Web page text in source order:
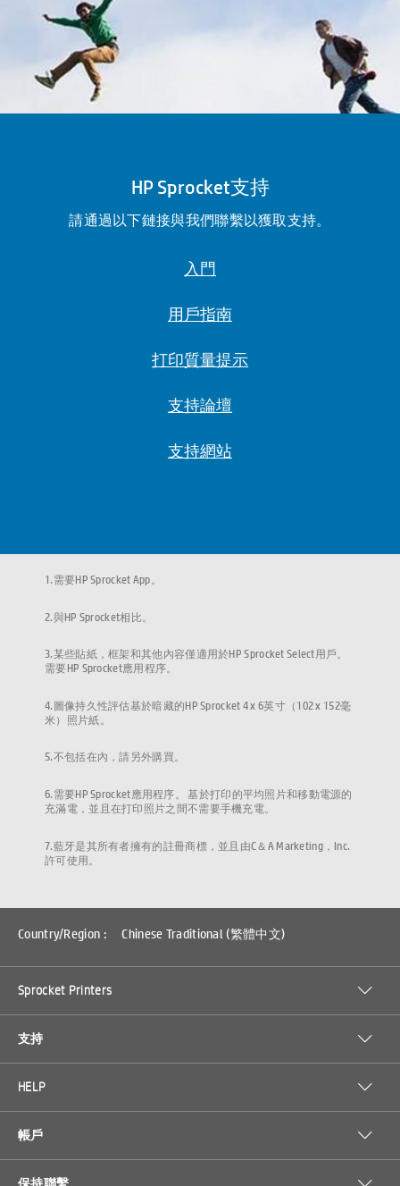
HP Sprocket支持
請通過以下鏈接與我們聯繫以獲取支持。
入門
用戶指南
打印質量提示
支持論壇
支持網站
1.需要HP Sprocket App。
2.與HP Sprocket相比。
3.某些貼紙，框架和其他內容僅適用於HP Sprocket Select用戶。
需要HP Sprocket應用程序。
4.圖像持久性評估基於暗藏的HP Sprocket 4 x 6英寸（102 x 152毫
米）照片紙。
5.不包括在內，請另外購買。
6.需要HP Sprocket應用程序。 基於打印的平均照片和移動電源的
充滿電，並且在打印照片之間不需要手機充電。
7.藍牙是其所有者擁有的註冊商標，並且由C＆A Marketing，Inc.
許可使用。
Country/Region : Chinese Traditional (繁體中文)
Sprocket Printers
支持
HELP
帳戶